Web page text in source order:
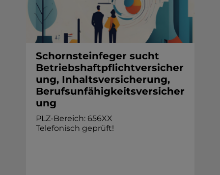
Schornsteinfeger sucht
Betriebshaftpflichtversicher
ung, Inhaltsversicherung,
Berufsunfähigkeitsversicher
ung
PLZ-Bereich: 656XX
Telefonisch geprüft!